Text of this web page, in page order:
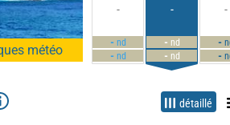
météo
-
- nd
- nd
-
- nd
- nd
-
-
-
détaillé